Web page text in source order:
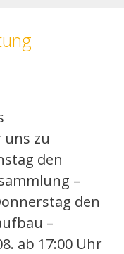
zu
den
–
den
–
ab 17:00 Uhr